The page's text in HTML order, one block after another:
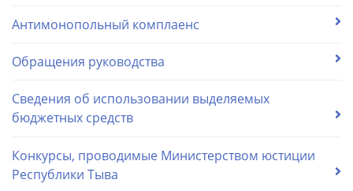
Антимонопольный комплаенс
Обращения руководства
Сведения об использовании выделяемых
бюджетных средств
Конкурсы, проводимые Министерством юстиции
Республики Тыва